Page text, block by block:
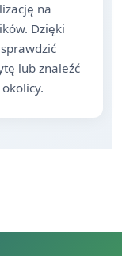
na
Dzięki
lub znaleźć